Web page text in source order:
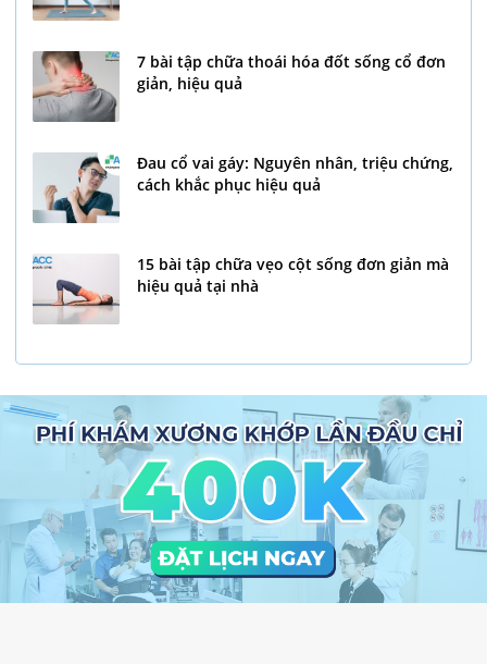
7 bài tập chữa thoái hóa đốt sống cổ đơn
giản, hiệu quả
Đau cổ vai gáy: Nguyên nhân, triệu chứng,
cách khắc phục hiệu quả
15 bài tập chữa vẹo cột sống đơn giản mà
hiệu quả tại nhà